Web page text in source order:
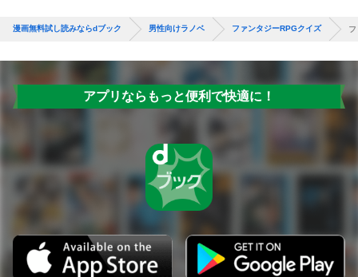
漫画無料試し読みならdブック 男性向けラノベ ファンタジーRPGクイズ
アプリならもっと便利で快適に！